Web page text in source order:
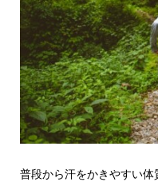
普段から汗をかきやすい